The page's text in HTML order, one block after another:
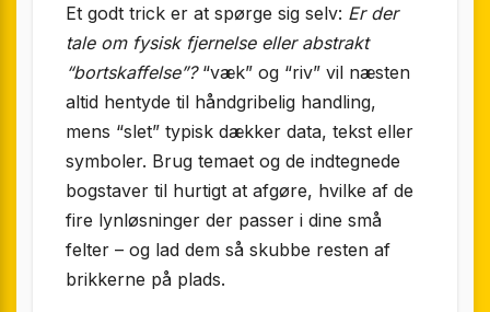
Et godt trick er at spørge sig selv: Er der
tale om fysisk fjernelse eller abstrakt
“bortskaffelse”?“væk” og “riv” vil næsten
altid hentyde til håndgribelig handling,
mens “slet” typisk dækker data, tekst eller
symboler. Brug temaet og de indtegnede
bogstaver til hurtigt at afgøre, hvilke af de
fire lynløsninger der passer i dine små
felter – og lad dem så skubbe resten af
brikkerne på plads.